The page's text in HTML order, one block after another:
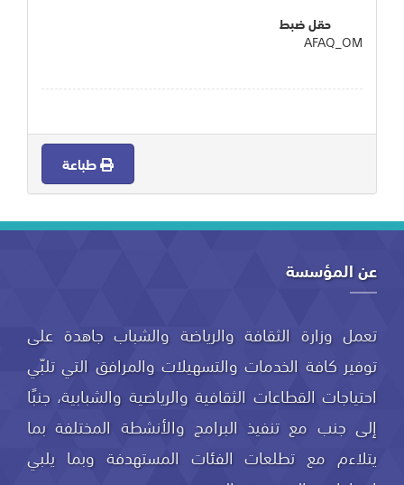
حقل ضبط
AFAQ_OM
طباعة
عن المؤسسة
تعمل وزارة الثقافة والرياضة والشباب جاهدة على
توفير كافة الخدمات والتسهيلات والمرافق التي تلبّي
احتياجات القطاعات الثقافية والرياضية والشبابية، جنبًا
إلى جنب مع تنفيذ البرامج والأنشطة المختلفة بما
يتلاءم مع تطلعات الفئات المستهدفة وبما يلبي